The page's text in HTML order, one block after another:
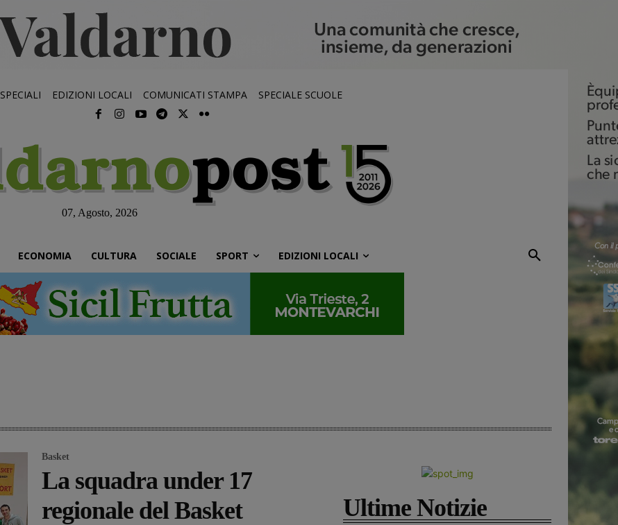
SPECIALI EDIZIONI LOCALI COMUNICATI STAMPA SPECIALE SCUOLE
07, Agosto, 2026
ECONOMIA CULTURA SOCIALE SPORT EDIZIONI LOCALI
Basket
La squadra under 17
regionale del Basket
Ultime Notizie